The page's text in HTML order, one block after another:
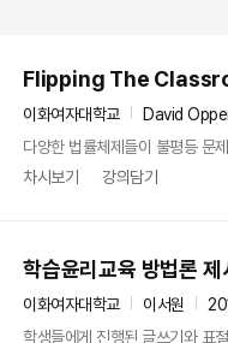
Flipping The
이화여자대학교
David
다양한 법률체제들이 불평등 문
차시보기
강의담기
학습윤리교육 방법론
이화여자대학교 이서원
학생들에게 진행된 글쓰기와 표